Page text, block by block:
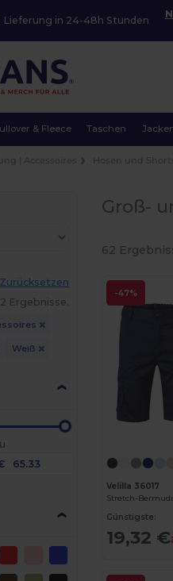
Lieferung in 24-48h Stunden
& Fleece Taschen
Zurücksetzen
Ergebnisse.
Weiß
Groß-
62
-47%
Velilla 36017
Günstigste:
19,32 €